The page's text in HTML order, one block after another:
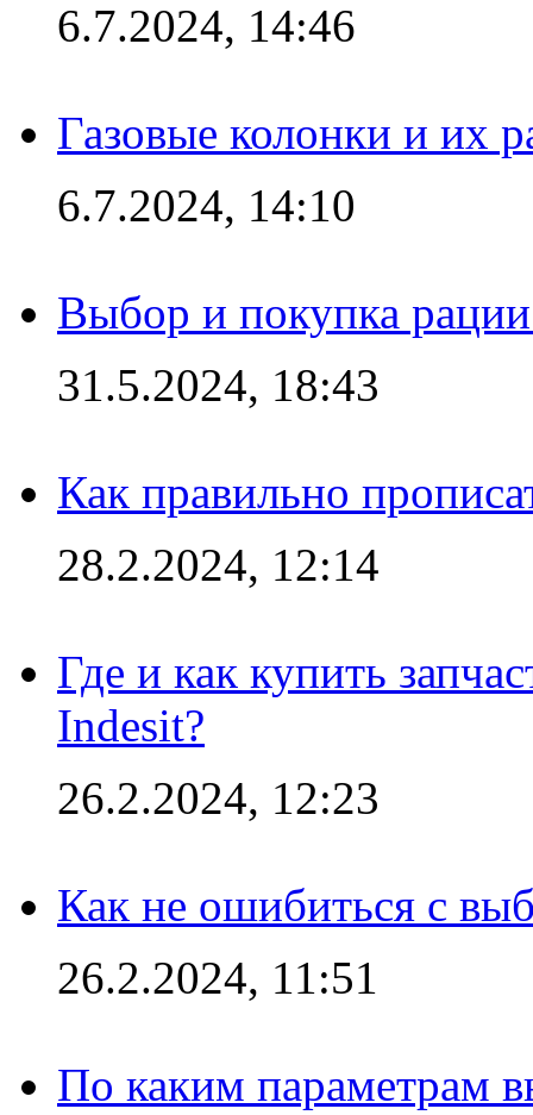
6.7.2024, 14:46
Газовые колонки и их
6.7.2024, 14:10
Выбор и покупка
31.5.2024, 18:43
Как правильно
28.2.2024, 12:14
Где и как купить
Indesit?
26.2.2024, 12:23
Как не ошибиться с
26.2.2024, 11:51
По каким параметрам